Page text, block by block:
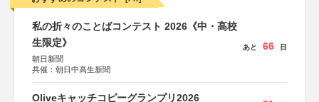
私の折々のことばコンテスト 2026《中・高校
生限定》
朝日新聞
共催：朝日中高生新聞
あと 66 日
Oliveキャッチコピーグランプリ2026